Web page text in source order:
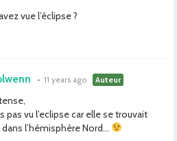
vue l’éclipse ?
• 11 years ago Auteur
pas vu l’eclipse car elle se trouvait
l’hémisphère Nord…